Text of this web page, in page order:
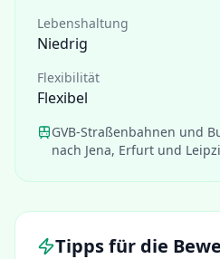
Lebenshaltung
Niedrig
Flexibilität
Flexibel
GVB-Straßenbahnen und
nach Jena, Erfurt und
Tipps für die